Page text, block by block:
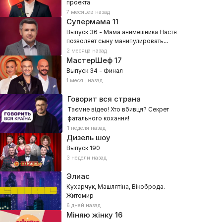
проекта
7 месяцев назад
Супермама 11
Выпуск 36 - Мама анимешника Настя
позволяет сыну манипулировать
собой?
2 месяца назад
МастерШеф17
Выпуск 34 - Финал
1 месяц назад
Говорит вся страна
Таємне відео! Хто вбивця? Секрет
фатального кохання!
1 неделя назад
Дизель шоу
Выпуск 190
3 недели назад
Элиас
Кухарчук, Машлятіна, Вікоброда.
Житомир
6 дней назад
Міняю жінку16